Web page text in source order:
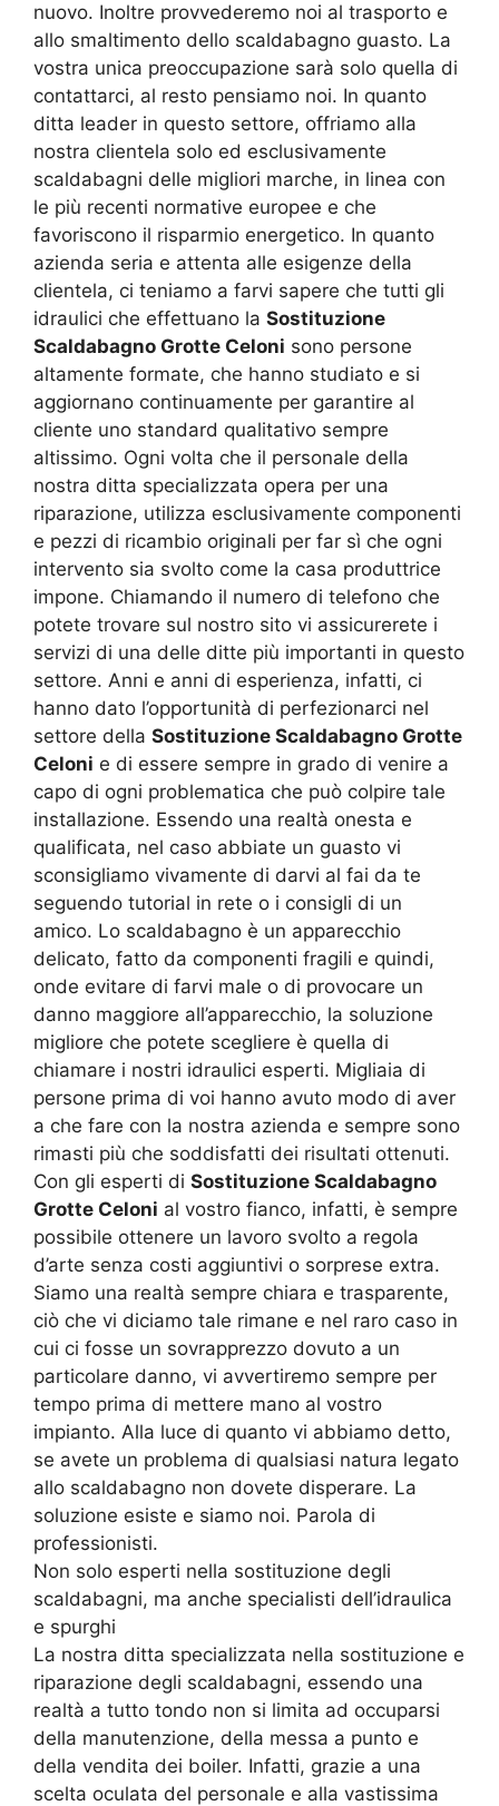
nuovo. Inoltre provvederemo noi al trasporto e
allo smaltimento dello scaldabagno guasto. La
vostra unica preoccupazione sarà solo quella di
contattarci, al resto pensiamo noi. In quanto
ditta leader in questo settore, offriamo alla
nostra clientela solo ed esclusivamente
scaldabagni delle migliori marche, in linea con
le più recenti normative europee e che
favoriscono il risparmio energetico. In quanto
azienda seria e attenta alle esigenze della
clientela, ci teniamo a farvi sapere che tutti gli
idraulici che effettuano la Sostituzione
Scaldabagno Grotte Celoni sono persone
altamente formate, che hanno studiato e si
aggiornano continuamente per garantire al
cliente uno standard qualitativo sempre
altissimo. Ogni volta che il personale della
nostra ditta specializzata opera per una
riparazione, utilizza esclusivamente componenti
e pezzi di ricambio originali per far sì che ogni
intervento sia svolto come la casa produttrice
impone. Chiamando il numero di telefono che
potete trovare sul nostro sito vi assicurerete i
servizi di una delle ditte più importanti in questo
settore. Anni e anni di esperienza, infatti, ci
hanno dato l’opportunità di perfezionarci nel
settore della Sostituzione Scaldabagno Grotte
Celoni e di essere sempre in grado di venire a
capo di ogni problematica che può colpire tale
installazione. Essendo una realtà onesta e
qualificata, nel caso abbiate un guasto vi
sconsigliamo vivamente di darvi al fai da te
seguendo tutorial in rete o i consigli di un
amico. Lo scaldabagno è un apparecchio
delicato, fatto da componenti fragili e quindi,
onde evitare di farvi male o di provocare un
danno maggiore all’apparecchio, la soluzione
migliore che potete scegliere è quella di
chiamare i nostri idraulici esperti. Migliaia di
persone prima di voi hanno avuto modo di aver
a che fare con la nostra azienda e sempre sono
rimasti più che soddisfatti dei risultati ottenuti.
Con gli esperti di Sostituzione Scaldabagno
Grotte Celoni al vostro fianco, infatti, è sempre
possibile ottenere un lavoro svolto a regola
d’arte senza costi aggiuntivi o sorprese extra.
Siamo una realtà sempre chiara e trasparente,
ciò che vi diciamo tale rimane e nel raro caso in
cui ci fosse un sovrapprezzo dovuto a un
particolare danno, vi avvertiremo sempre per
tempo prima di mettere mano al vostro
impianto. Alla luce di quanto vi abbiamo detto,
se avete un problema di qualsiasi natura legato
allo scaldabagno non dovete disperare. La
soluzione esiste e siamo noi. Parola di
professionisti.
Non solo esperti nella sostituzione degli
scaldabagni, ma anche specialisti dell’idraulica
e spurghi
La nostra ditta specializzata nella sostituzione e
riparazione degli scaldabagni, essendo una
realtà a tutto tondo non si limita ad occuparsi
della manutenzione, della messa a punto e
della vendita dei boiler. Infatti, grazie a una
scelta oculata del personale e alla vastissima